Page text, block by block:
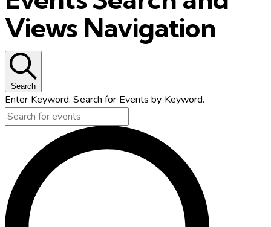
Views Navigation
Search
Enter Keyword. Search for Events by Keyword.